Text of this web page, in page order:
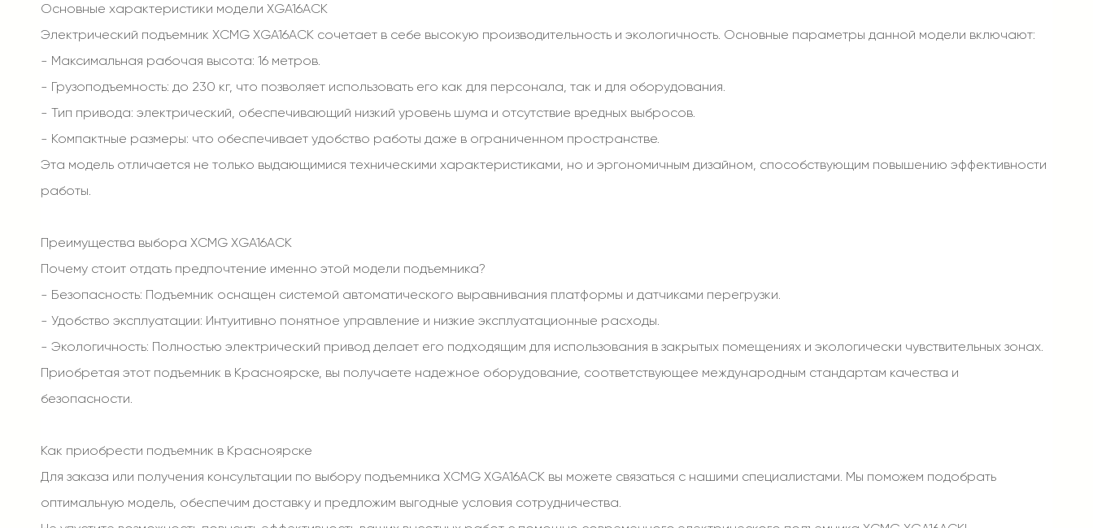
Основные характеристики модели XGA16ACK
Электрический подъемник XCMG XGA16ACK сочетает в себе высокую производительность и экологичность. Основные параметры данной модели включают:
- Максимальная рабочая высота: 16 метров.
- Грузоподъемность: до 230 кг, что позволяет использовать его как для персонала, так и для оборудования.
- Тип привода: электрический, обеспечивающий низкий уровень шума и отсутствие вредных выбросов.
- Компактные размеры: что обеспечивает удобство работы даже в ограниченном пространстве.
Эта модель отличается не только выдающимися техническими характеристиками, но и эргономичным дизайном, способствующим повышению эффективности
работы.
Преимущества выбора XCMG XGA16ACK
Почему стоит отдать предпочтение именно этой модели подъемника?
- Безопасность: Подъемник оснащен системой автоматического выравнивания платформы и датчиками перегрузки.
- Удобство эксплуатации: Интуитивно понятное управление и низкие эксплуатационные расходы.
- Экологичность: Полностью электрический привод делает его подходящим для использования в закрытых помещениях и экологически чувствительных зонах.
Приобретая этот подъемник в Красноярске, вы получаете надежное оборудование, соответствующее международным стандартам качества и
безопасности.
Как приобрести подъемник в Красноярске
Для заказа или получения консультации по выбору подъемника XCMG XGA16ACK вы можете связаться с нашими специалистами. Мы поможем подобрать
оптимальную модель, обеспечим доставку и предложим выгодные условия сотрудничества.